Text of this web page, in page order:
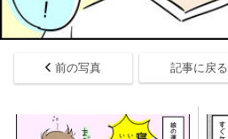
前の写真 記事に戻る